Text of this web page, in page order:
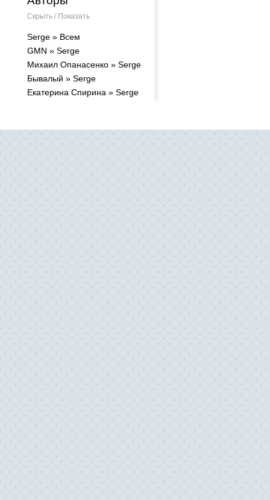
Скрыть / Показать
Serge » Всем
GMN » Serge
Михаил Опанасенко » Serge
Бывалый » Serge
Екатерина Спирина » Serge